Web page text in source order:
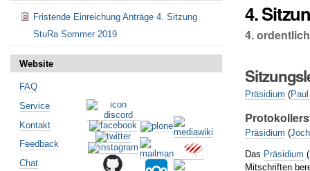
4.
4.
Präsidium (
Präsidium (
Das Präsidium (
Mitschriften
Fristende Einreichung Anträge 4. Sitzung
StuRa Sommer 2019
Website
FAQ
Service
Kontakt
Feedback
Chat